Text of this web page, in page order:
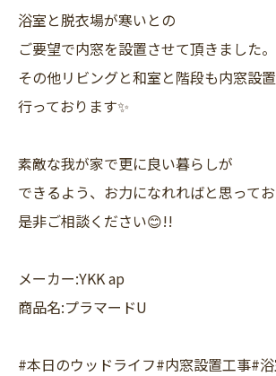
浴室と脱衣場が寒いとの
ご要望で内窓を設置させて頂きました。
その他リビングと和室と階段も内窓設
行っております✨
素敵な我が家で更に良い暮らしが
できるよう、お力になれればと思ってお
是非ご相談ください😊!!
メーカー:YKK ap
商品名:プラマードU
#本日のウッドライフ#内窓設置工事#